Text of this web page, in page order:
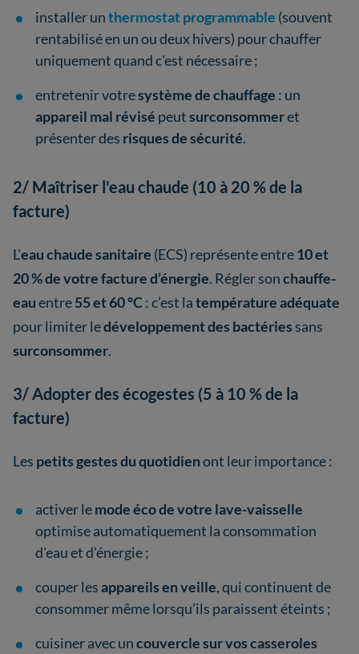
installer unthermostat programmable (souvent
rentabilisé en un ou deux hivers) pour chauffer
uniquement quand c'est nécessaire ;
entretenir votresystème de chauffage : un
appareil mal révisé peutsurconsommeret
présenter des risques de sécurité.
2/ Maîtriser l'eau chaude (10 à 20 % de la
facture)
L'eau chaude sanitaire (ECS) représente entre10 et
20 % de votre factured’énergie. Régler sonchauffe-
eauentre55 et 60 °C: c’est latempérature adéquate
pour limiter ledéveloppement des bactéries sans
surconsommer.
3/ Adopter des écogestes (5 à 10 % de la
facture)
Les petits gestes du quotidienont leur importance :
activer lemode éco de votre lave-vaisselle
optimise automatiquement la consommation
d'eau et d'énergie ;
couper lesappareils en veille, qui continuent de
consommer même lorsqu’ils paraissent éteints ;
cuisiner avec uncouvercle sur vos casseroles